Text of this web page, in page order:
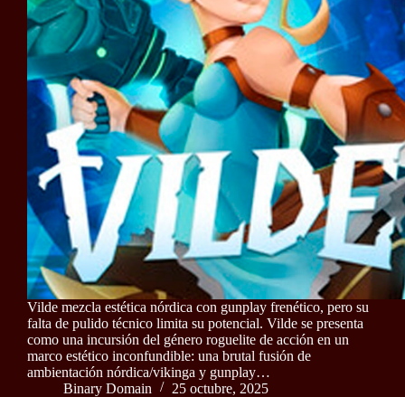
Vilde mezcla estética nórdica con gunplay frenético, pero su
falta de pulido técnico limita su potencial. Vilde se presenta
como una incursión del género roguelite de acción en un
marco estético inconfundible: una brutal fusión de
ambientación nórdica/vikinga y gunplay…
Binary Domain
25 octubre, 2025